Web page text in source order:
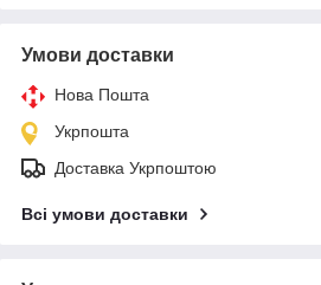
Умови доставки
Нова Пошта
Укрпошта
Доставка Укрпоштою
Всі умови доставки